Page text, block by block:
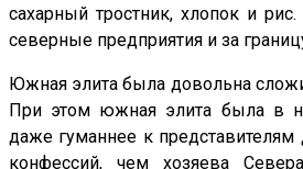
сахарный тростник, хлопок и
северные предприятия и за
Южная элита была довольна
При этом южная элита была в
даже гуманнее к представителям
конфессий, чем хозяева